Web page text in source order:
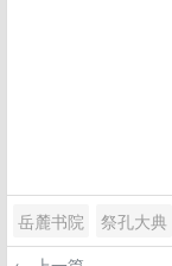
岳麓书院
祭孔大典